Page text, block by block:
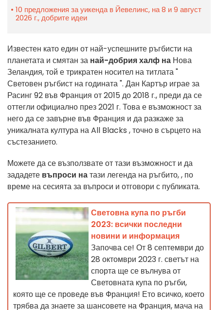
10 предложения за уикенда в Йевелинс, на 8 и 9 август
2026 г., добрите идеи
Известен като един от най-успешните ръгбисти на
планетата и смятан за най-добрия халф на Нова
Зеландия, той етрикратен носител натитлата "
Световен ръгбист на годината". Дан Картър играе за
Расинг 92 във Франция от 2015 до 2018 г., преди да се
оттегли официално през 2021 г. Това е възможност за
него да се завърне във Франция и да разкаже за
уникалната култура на All Blacks , точно в сърцето на
състезанието.
Можете да се възползвате от тази възможност и да
зададете въпроси натази легенда на ръгбито,, по
време на сесията за въпроси и отговори с публиката.
Световна купа по ръгби
2023: всички последни
новини и информация
Започва се! От 8 септември до
28 октомври 2023 г. светът на
спорта ще се вълнува от
Световната купа по ръгби,
която ще се проведе във Франция! Ето всичко, което
трябва да знаете за шансовете на Франция, мача на